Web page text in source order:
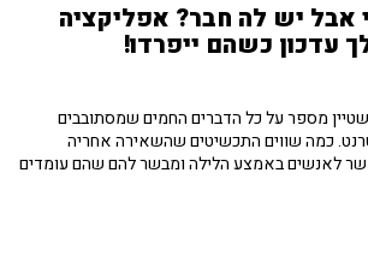
אבל יש לה חבר? אפליקציה
כשהם ייפרדו!
מספר על כל הדברים החמים שמסתובבים
כמה שווים התכשיטים שהשאירה אחריה
לאנשים באמצע הלילה ומבשר להם שהם עומדים